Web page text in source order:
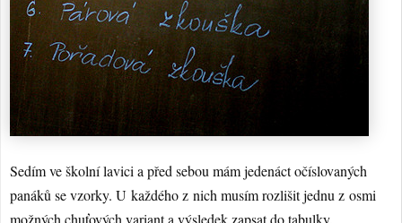
Sedím ve školní lavici a před sebou mám jedenáct očíslovaných
panáků se vzorky. U každého z nich musím rozlišit jednu z osmi
možných chuťových variant a výsledek zapsat do tabulky.